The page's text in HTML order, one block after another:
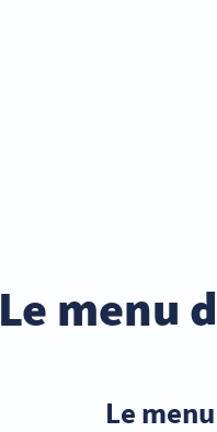
Le menu
Le